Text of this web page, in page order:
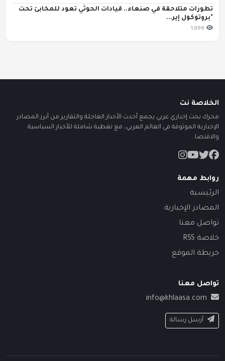
تطورات متلاحقة في صنعاء.. قيادات الحوثي تعود للمخابئ تحت
"بروتوكول إير...
1,999
الخلاصة نت
محرك بحث إخباري عربي يجمع أحدث الأخبار العاجلة والتقارير من أبرز المصادر
الإخبارية الموثوقة في العالم العربي، مع تغطية شاملة للأخبار السياسية
والاقتصا...
روابط مهمة
الرئيسية
المصادر الإخبارية
تواصل معنا
خلاصة RSS
خريطة الموقع
تواصل معنا
info@khlaasa.com
أرسل رسالة